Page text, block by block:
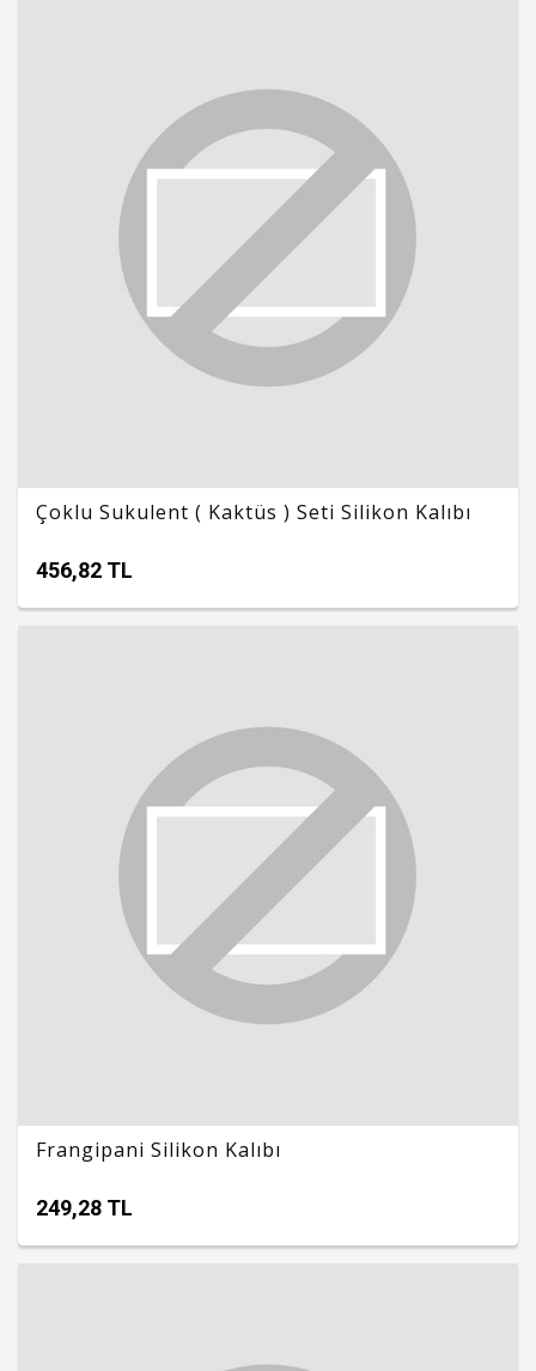
Çoklu Sukulent ( Kaktüs ) Seti Silikon Kalıbı
456,82 TL
Frangipani Silikon Kalıbı
249,28 TL